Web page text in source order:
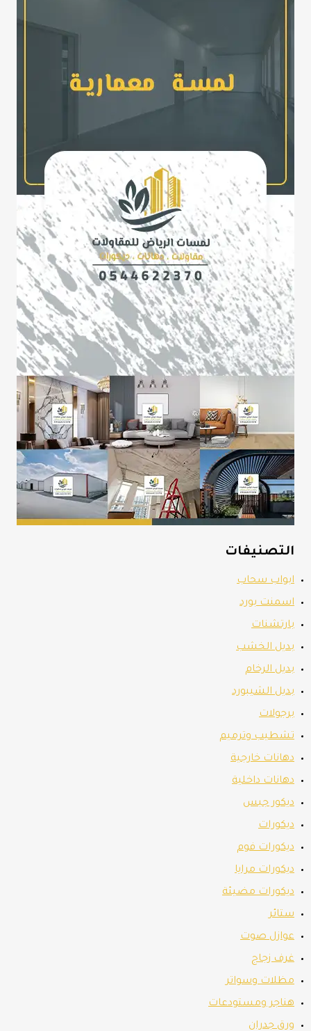
الرياض
–
الرياض
التصنيفات
ابواب سحاب
اسمنت بورد
بارتشنات
بديل الخشب
بديل الرخام
بديل الشيبورد
برجولات
تشطيب وترميم
دهانات خارجية
دهانات داخلية
ديكور جبس
ديكورات
ديكورات فوم
ديكورات مرايا
ديكورات مضيئة
ستائر
عوازل صوت
غرف زجاج
مظلات وسواتر
هناجر ومستودعات
ورق جدران